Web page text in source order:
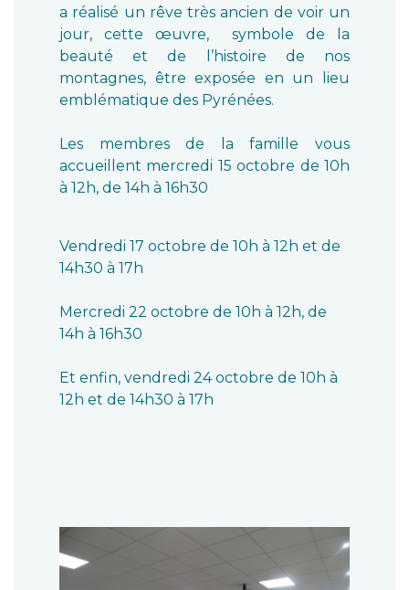
a réalisé un rêve très ancien de voir un
jour, cette œuvre, symbole de la
beauté et de l’histoire de nos
montagnes, être exposée en un lieu
emblématique des Pyrénées.
Les membres de la famille vous
accueillent mercredi 15 octobre de 10h
à 12h, de 14h à 16h30
Vendredi 17 octobre de 10h à 12h et de
14h30 à 17h
Mercredi 22 octobre de 10h à 12h, de
14h à 16h30
Et enfin, vendredi 24 octobre de 10h à
12h et de 14h30 à 17h